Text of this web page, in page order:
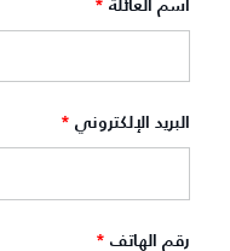
اسم العائلة *
البريد الإلكتروني *
رقم الهاتف *